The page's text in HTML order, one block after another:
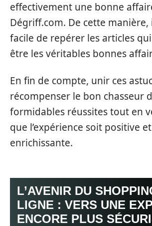
effectivement une bonne
Dégriff.com. De cette manière,
facile de repérer les articles qui
être les véritables bonnes
En fin de compte, unir ces
récompenser le bon chasseur
formidables réussites tout en
que l’expérience soit positive et
enrichissante.
L’AVENIR DU
LIGNE : VERS UNE
ENCORE PLUS